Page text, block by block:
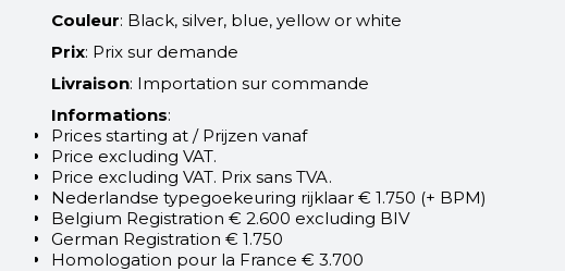
Couleur: Black, silver, blue, yellow or white
Prix: Prix sur demande
Livraison: Importation sur commande
Informations:
Prices starting at / Prijzen vanaf
Price excluding VAT.
Price excluding VAT. Prix sans TVA.
Nederlandse typegoekeuring rijklaar € 1.750 (+ BPM)
Belgium Registration € 2.600 excluding BIV
German Registration € 1.750
Homologation pour la France € 3.700